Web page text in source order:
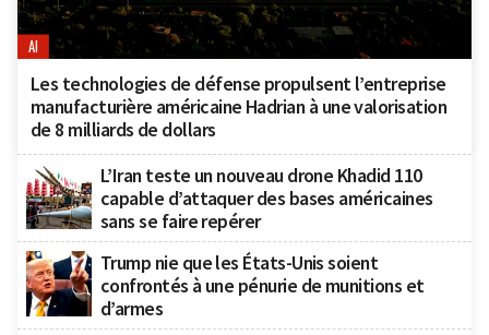
AI
Les technologies de défense propulsent l’entreprise
manufacturière américaine Hadrian à une valorisation
de 8 milliards de dollars
L’Iran teste un nouveau drone Khadid 110
capable d’attaquer des bases américaines
sans se faire repérer
Trump nie que les États-Unis soient
confrontés à une pénurie de munitions et
d’armes